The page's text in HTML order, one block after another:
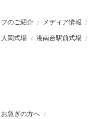
のご紹介 メディア情報
大岡式場 港南台駅前式場
お急ぎの方へ